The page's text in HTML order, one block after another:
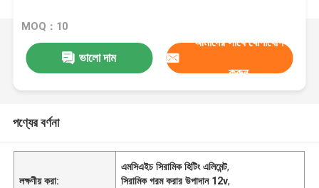
MOQ：10
ভালো দাম
আমাদের সাথে যোগাযোগ
করুন
পণ্যের বর্ণনা
লক্ষণীয় করা:
এমসিএইচ সিরামিক হিটিং এলিমেন্ট,
সিরামিক গরম করার উপাদান 12v,